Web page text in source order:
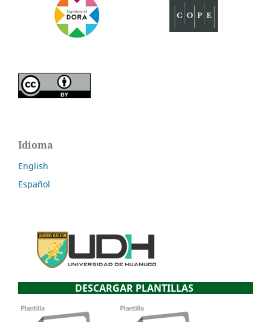
Idioma
English
Español
DESCARGAR PLANTILLAS